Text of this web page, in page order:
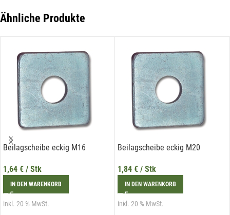
Ähnliche Produkte
Beilagscheibe eckig M16
1,64 € / Stk
IN DEN WARENKORB
inkl. 20 % MwSt.
Beilagscheibe eckig M20
1,84 € / Stk
IN DEN WARENKORB
inkl. 20 % MwSt.